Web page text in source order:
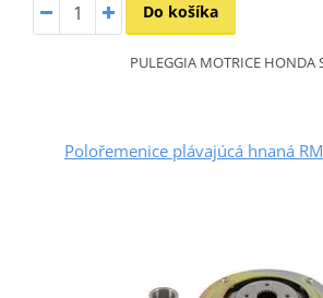
Do košíka
PULEGGIA MOTRICE HONDA
Polořemenice plávajúcá hnaná